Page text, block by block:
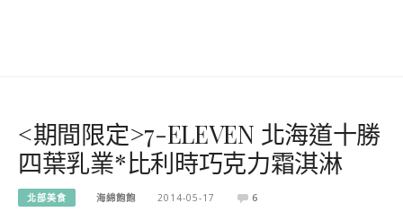
<期間限定>7-ELEVEN 北海道十勝
四葉乳業*比利時巧克力霜淇淋
北部美食 海綿飽飽 2014-05-17 6